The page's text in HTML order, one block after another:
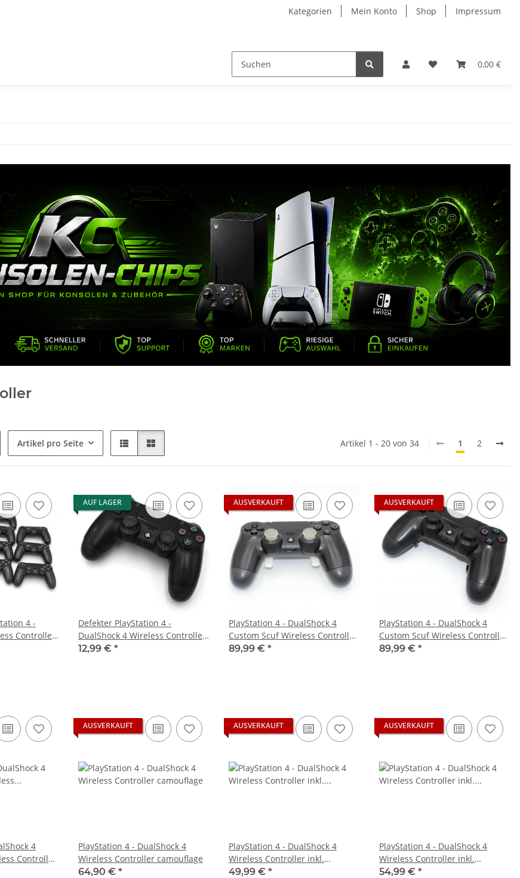
Kategorien Mein Konto Shop Impressum
0,00 €
Artikel pro Seite Artikel 1 - 20 von 34 1 2
4 -
Controller,
JDM 055
AUF LAGER
Defekter PlayStation 4 -
DualShock 4 Wireless Controller,
schwarz - JDM 001 bis JDM 055
12,99 € *
AUSVERKAUFT
PlayStation 4 - DualShock 4
Custom Scuf Wireless Controller,
schwarz gebraucht
89,99 € *
AUSVERKAUFT
PlayStation 4 - DualShock 4
Custom Scuf Wireless Controller,
schwarz gebraucht
89,99 € *
4
Controller,
AUSVERKAUFT
PlayStation 4 - DualShock 4
Wireless Controller camouflage
64,90 € *
AUSVERKAUFT
PlayStation 4 - DualShock 4
Wireless Controller inkl.
Halleffect Hallefekt Analog Sticks
49,99 € *
AUSVERKAUFT
PlayStation 4 - DualShock 4
Wireless Controller inkl.
Halleffect Halleffekt Analog
54,99 € *